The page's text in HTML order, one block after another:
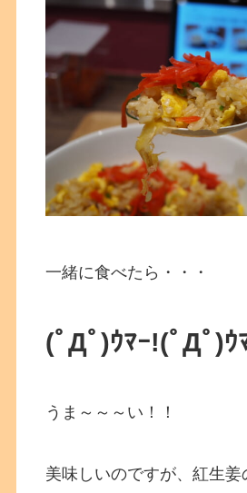
一緒に食べたら・・・
(ﾟДﾟ)ｳﾏｰ!(ﾟДﾟ)ｳ
うま～～～い！！
美味しいのですが、紅生姜